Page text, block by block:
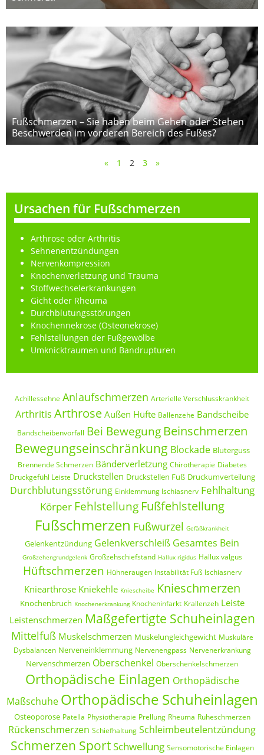
Fußschmerzen – Sie haben beim Gehen oder Stehen
Beschwerden im vorderen Bereich des Fußes?
« 1 2 3 »
Ursachen für Fußschmerzen
Arthrose oder Arthritis
Sehnenentzündungen
Nervenkompression
Knochenverletzung und Trauma
Stoffwechselerkrankungen
Gicht oder Rheuma
Durchblutungsstörungen
Knochennekrose (Osteonekrose)
Fehlstellungen der Fußgewölbe
Umknicktraumen und Bandrupturen
Achillessehne Anlaufschmerzen Arterielle Verschlusskrankheit
Arthritis Arthrose Außen Hüfte Ballenzehe Bandscheibe
Bandscheibenvorfall Bei Bewegung Beinschmerzen
Bewegungseinschränkung Blockade Bluterguss
Brennende Schmerzen Bänderverletzung Chirotherapie Diabetes
Druckgefühl Leiste Druckstellen Druckstellen Fuß Druckumverteilung
Durchblutungsstörung Einklemmung Ischiasnerv Fehlhaltung
Körper Fehlstellung Fußfehlstellung
Fußschmerzen Fußwurzel Gefäßkrankheit
Gelenkentzündung Gelenkverschleiß Gesamtes Bein
Großzehengrundgelenk Großzehschiefstand Hallux rigidus Hallux valgus
Hüftschmerzen Hühneraugen Instabilität Fuß Ischiasnerv
Kniearthrose Kniekehle Kniescheibe Knieschmerzen
Knochenbruch Knochenerkrankung Knocheninfarkt Krallenzeh Leiste
Leistenschmerzen Maßgefertigte Schuheinlagen
Mittelfuß Muskelschmerzen Muskelungleichgewicht Muskuläre
Dysbalancen Nerveneinklemmung Nervenengpass Nervenerkrankung
Nervenschmerzen Oberschenkel Oberschenkelschmerzen
Orthopädische Einlagen Orthopädische
Maßschuhe Orthopädische Schuheinlagen
Osteoporose Patella Physiotherapie Prellung Rheuma Ruheschmerzen
Rückenschmerzen Schiefhaltung Schleimbeutelentzündung
Schmerzen SportSchwellung Sensomotorische Einlagen